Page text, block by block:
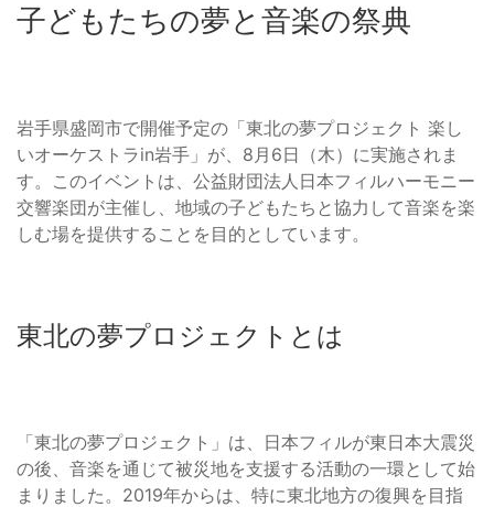
子どもたちの夢と音楽の祭典
岩手県盛岡市で開催予定の「東北の夢プロジェクト 楽し
いオーケストラin岩手」が、8月6日（木）に実施されま
す。このイベントは、公益財団法人日本フィルハーモニー
交響楽団が主催し、地域の子どもたちと協力して音楽を楽
しむ場を提供することを目的としています。
東北の夢プロジェクトとは
「東北の夢プロジェクト」は、日本フィルが東日本大震災
の後、音楽を通じて被災地を支援する活動の一環として始
まりました。2019年からは、特に東北地方の復興を目指